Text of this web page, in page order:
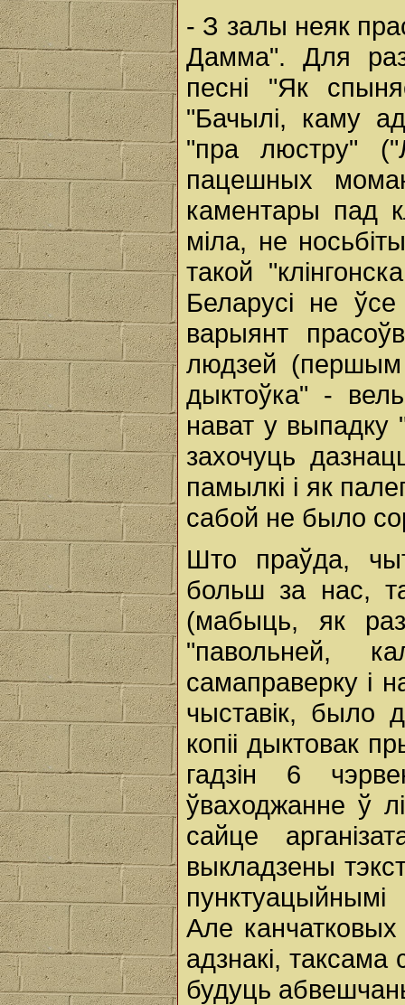
- З залы неяк
Дамма". Для
песні "Як
"Бачылі, каму
"пра люстру"
пацешных
каментары пад
міла, не
такой
Беларусі не
варыянт
людзей
дыктоўка" -
нават у выпадку
захочуць
памылкі і як
сабой не было
Што праўда,
больш за нас,
(мабыць, як
"павольней,
самаправерку і
чыставік, было
копіі дыктовак
гадзін 6
ўваходжанне ў
сайце
выкладзены
Але канчатковых
адзнакі,
будуць